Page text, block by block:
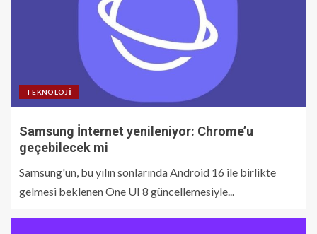
TEKNOLOJI
Samsung İnternet yenileniyor: Chrome’u
geçebilecek mi
Samsung'un, bu yılın sonlarında Android 16 ile birlikte
gelmesi beklenen One UI 8 güncellemesiyle...